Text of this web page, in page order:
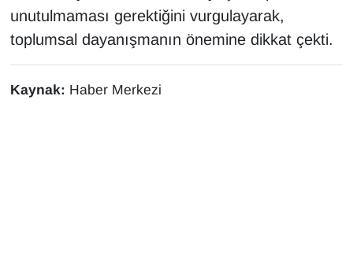
unutulmaması gerektiğini vurgulayarak,
toplumsal dayanışmanın önemine dikkat çekti.
Kaynak: Haber Merkezi
MEDYA
ONE EKONOMİ
POLİTİKA